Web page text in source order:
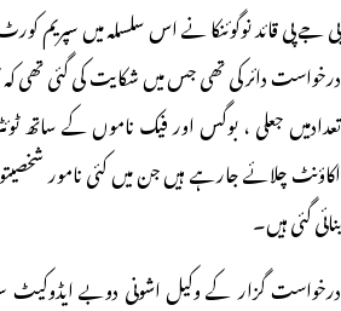
بی جے پی قائد نوگوئنکا نے اس سلسلہ میں
درخواست دائر کی تھی جس میں شکایت کی گئی تھی کہ
تعدادمیں جعلی ، بوگس اور فیک ناموں کے ساتھ
اکاؤنٹ چلائے جارہے ہیں جن میں کئی نامور
بنائی گئی ہیں۔
درخواست گزار کے وکیل اشونی دوبے